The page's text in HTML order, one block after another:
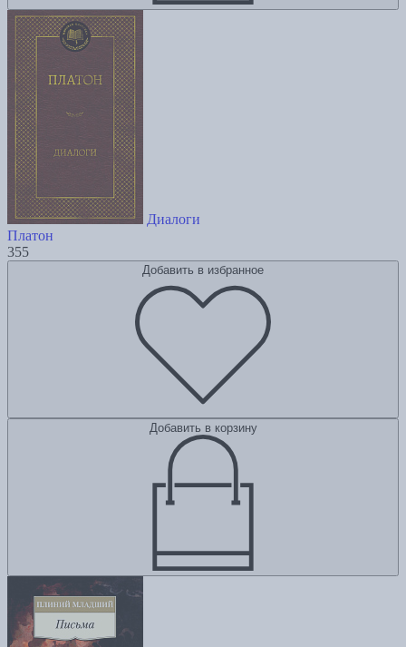
Диалоги
Платон
355
Добавить в избранное
Добавить в корзину